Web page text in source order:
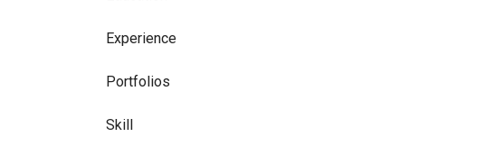
Experience
Portfolios
Skill